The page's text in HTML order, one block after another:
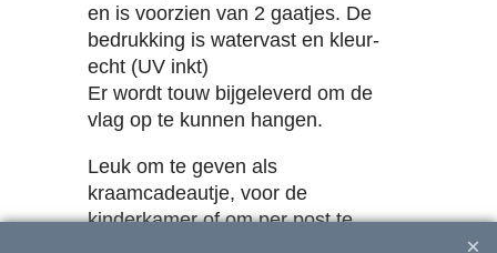
en is voorzien van 2 gaatjes. De
bedrukking is watervast en kleur-
echt (UV inkt)
Er wordt touw bijgeleverd om de
vlag op te kunnen hangen.
Leuk om te geven als
kraamcadeautje, voor de
kinderkamer of om per post te